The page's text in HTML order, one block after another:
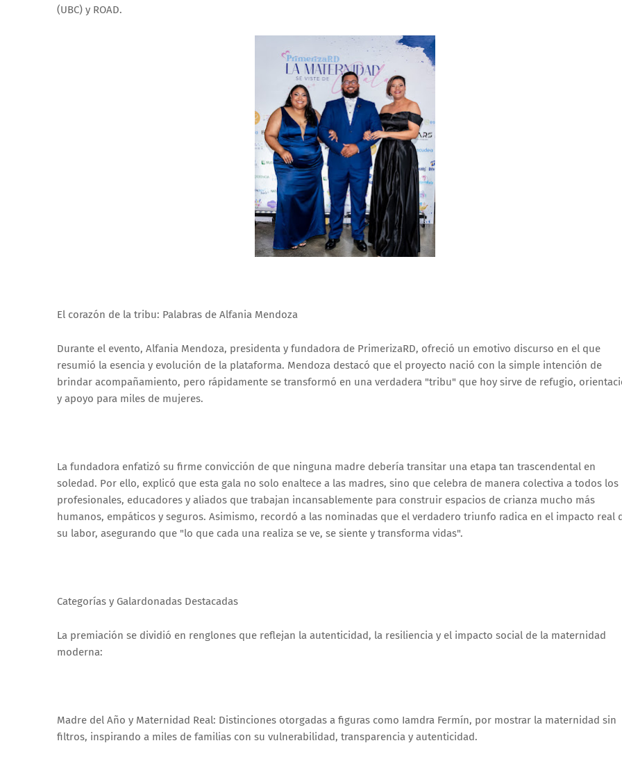
(UBC) y ROAD.
El corazón de la tribu: Palabras de Alfania Mendoza
Durante el evento, Alfania Mendoza, presidenta y fundadora de PrimerizaRD, ofreció un emotivo discurso en el que
resumió la esencia y evolución de la plataforma. Mendoza destacó que el proyecto nació con la simple intención de
brindar acompañamiento, pero rápidamente se transformó en una verdadera "tribu" que hoy sirve de refugio,
y apoyo para miles de mujeres.
La fundadora enfatizó su firme convicción de que ninguna madre debería transitar una etapa tan trascendental en
soledad. Por ello, explicó que esta gala no solo enaltece a las madres, sino que celebra de manera colectiva a todos los
profesionales, educadores y aliados que trabajan incansablemente para construir espacios de crianza mucho más
humanos, empáticos y seguros. Asimismo, recordó a las nominadas que el verdadero triunfo radica en el impacto real
su labor, asegurando que "lo que cada una realiza se ve, se siente y transforma vidas".
Categorías y Galardonadas Destacadas
La premiación se dividió en renglones que reflejan la autenticidad, la resiliencia y el impacto social de la maternidad
moderna:
Madre del Año y Maternidad Real: Distinciones otorgadas a figuras como Iamdra Fermín, por mostrar la maternidad sin
filtros, inspirando a miles de familias con su vulnerabilidad, transparencia y autenticidad.